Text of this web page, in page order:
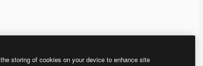
storing of cookies on your device to enhance site